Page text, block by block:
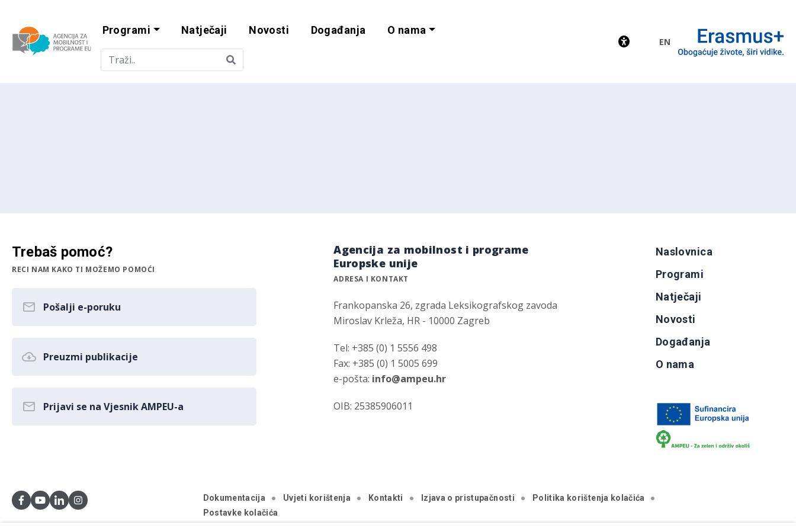
Agencija za mobilnost i programe EU
Programi Natječaji Novosti Događanja O nama
EN
Trebaš pomoć?
RECI NAM KAKO TI MOŽEMO POMOĆI
Pošalji e-poruku
Preuzmi publikacije
Prijavi se na Vjesnik AMPEU-a
Agencija za mobilnost i programe
Europske unije
ADRESA I KONTAKT
Frankopanska 26, zgrada Leksikografskog zavoda
Miroslav Krleža, HR - 10000 Zagreb
Tel: +385 (0) 1 5556 498
Fax: +385 (0) 1 5005 699
e-pošta: info@ampeu.hr
OIB: 25385906011
Naslovnica
Programi
Natječaji
Novosti
Događanja
O nama
Dokumentacija Uvjeti korištenja Kontakti Izjava o pristupačnosti
Politika korištenja kolačića
Postavke kolačića